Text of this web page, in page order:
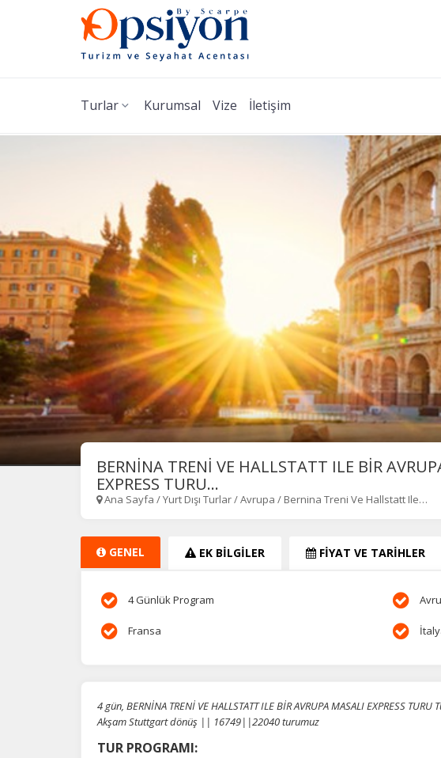
Turlar Kurumsal Vize İletişim
BERNİNA TRENİ VE HALLSTATT ILE BİR
EXPRESS TURU...
Ana Sayfa /Yurt Dışı Turlar/Avrupa / Bernina Treni Ve Hallstatt Ile…
GENEL EK BİLGİLER FİYAT VE TARİHLER
4 Günlük Program
Fransa
4 gün, BERNİNA TRENİ VE HALLSTATT ILE BİR AVRUPA MASALI EXPRESS
Akşam Stuttgart dönüş || 16749||22040 turumuz
TUR PROGRAMI: